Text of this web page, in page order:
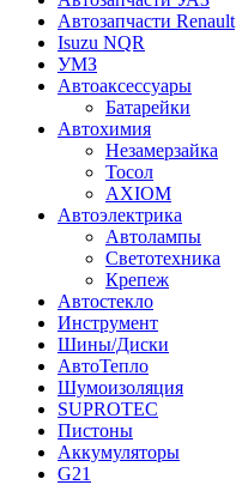
Автозапчасти Renault
Isuzu NQR
УМЗ
Автоаксессуары
Батарейки
Автохимия
Незамерзайка
Тосол
AXIOM
Автоэлектрика
Автолампы
Светотехника
Крепеж
Автостекло
Инструмент
Шины/Диски
АвтоТепло
Шумоизоляция
SUPROTEC
Пистоны
Аккумуляторы
G21